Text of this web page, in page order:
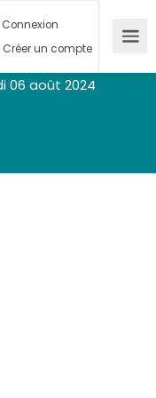
Connexion
Créer un compte
06 août 2024